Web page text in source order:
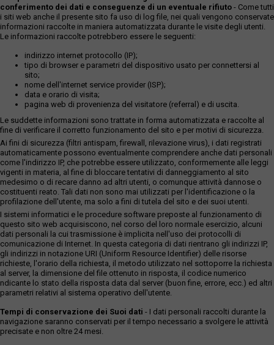
conferimento dei dati e conseguenze di un eventuale rifiuto - Come tutti
i siti web anche il presente sito fa uso di log file, nei quali vengono conservate
informazioni raccolte in maniera automatizzata durante le visite degli utenti.
Le informazioni raccolte potrebbero essere le seguenti:
indirizzo internet protocollo (IP);
tipo di browser e parametri del dispositivo usato per connettersi al
sito;
nome dell'internet service provider (ISP);
data e orario di visita;
pagina web di provenienza del visitatore (referral) e di uscita.
Le suddette informazioni sono trattate in forma automatizzata e raccolte al
fine di verificare il corretto funzionamento del sito e per motivi di sicurezza.
Ai fini di sicurezza (filtri antispam, firewall, rilevazione virus), i dati registrati
automaticamente possono eventualmente comprendere anche dati personali
come l'indirizzo IP, che potrebbe essere utilizzato, conformemente alle leggi
vigenti in materia, al fine di bloccare tentativi di danneggiamento al sito
medesimo o di recare danno ad altri utenti, o comunque attività dannose o
costituenti reato. Tali dati non sono mai utilizzati per l'identificazione o la
profilazione dell'utente, ma solo a fini di tutela del sito e dei suoi utenti.
I sistemi informatici e le procedure software preposte al funzionamento di
questo sito web acquisiscono, nel corso del loro normale esercizio, alcuni
dati personali la cui trasmissione è implicita nell'uso dei protocolli di
comunicazione di Internet. In questa categoria di dati rientrano gli indirizzi IP,
gli indirizzi in notazione URI (Uniform Resource Identifier) delle risorse
richieste, l'orario della richiesta, il metodo utilizzato nel sottoporre la richiesta
al server, la dimensione del file ottenuto in risposta, il codice numerico
ndicante lo stato della risposta data dal server (buon fine, errore, ecc.) ed altri
parametri relativi al sistema operativo dell'utente.
Tempi di conservazione dei Suoi dati - I dati personali raccolti durante la
navigazione saranno conservati per il tempo necessario a svolgere le attività
precisate e non oltre 24 mesi.